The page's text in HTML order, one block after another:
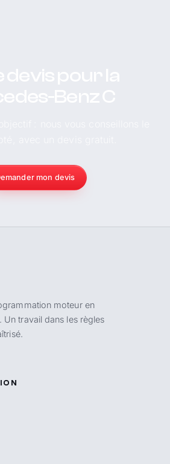
mon devis
moteur en
Un travail dans les règles